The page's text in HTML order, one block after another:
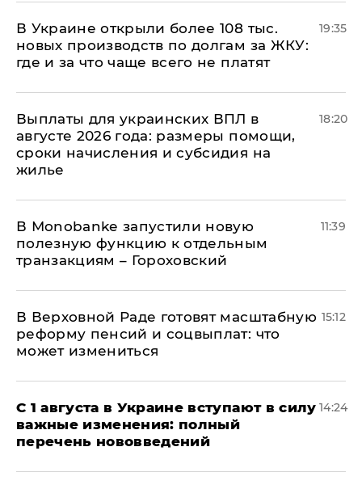
В Украине открыли более 108 тыс.
новых производств по долгам за ЖКУ:
где и за что чаще всего не платят
19:35
Выплаты для украинских ВПЛ в
августе 2026 года: размеры помощи,
сроки начисления и субсидия на
жилье
18:20
В Мonobankе запустили новую
полезную функцию к отдельным
транзакциям – Гороховский
11:39
В Верховной Раде готовят масштабную
реформу пенсий и соцвыплат: что
может измениться
15:12
С 1 августа в Украине вступают в силу
важные изменения: полный
перечень нововведений
14:24